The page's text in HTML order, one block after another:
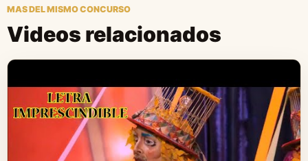
MAS DEL MISMO CONCURSO
Videos relacionados